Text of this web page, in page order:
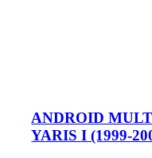
ANDROID
YARIS I (1999-